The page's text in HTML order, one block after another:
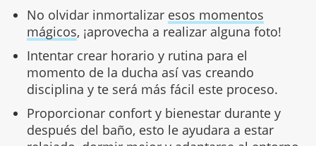
No olvidar inmortalizar esos momentos
mágicos, ¡aprovecha a realizar alguna foto!
Intentar crear horario y rutina para el
momento de la ducha así vas creando
disciplina y te será más fácil este proceso.
Proporcionar confort y bienestar durante y
después del baño, esto le ayudara a estar